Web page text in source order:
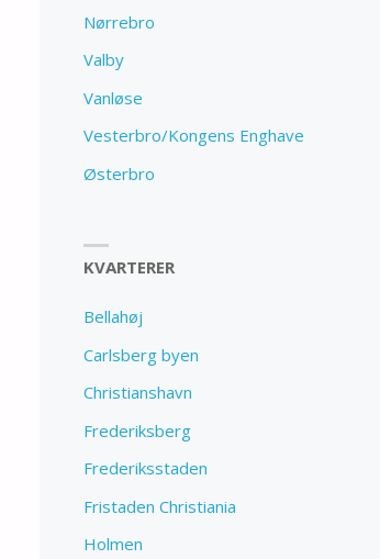
Nørrebro
Valby
Vanløse
Vesterbro/Kongens Enghave
Østerbro
KVARTERER
Bellahøj
Carlsberg byen
Christianshavn
Frederiksberg
Frederiksstaden
Fristaden Christiania
Holmen